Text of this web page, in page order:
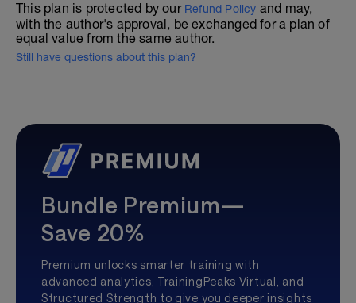
This plan is protected by our Refund Policy and may,
with the author's approval, be exchanged for a plan of
equal value from the same author.
Still have questions about this plan?
Bundle Premium—
Save 20%
Premium unlocks smarter training with
advanced analytics, TrainingPeaks Virtual, and
Structured Strength to give you deeper insights